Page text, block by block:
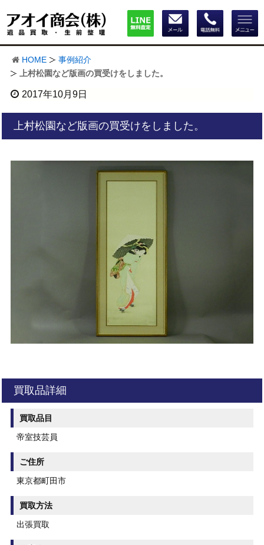
HOME
事例紹介
上村松園など版画の買受けをしました。
2017年10月9日
上村松園など版画の買受けをしました。
買取品詳細
買取品目
帝室技芸員
ご住所
東京都町田市
買取方法
出張買取